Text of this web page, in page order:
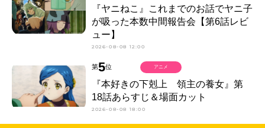
『ヤニねこ』これまでのお話でヤニ子
が吸った本数中間報告会【第6話レビ
ュー】
2026-08-08 12:00
第5位
『本好きの下剋上 領主の養女』第
18話あらすじ＆場面カット
2026-08-08 18:00
アニメ